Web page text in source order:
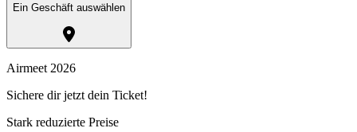
Ein Geschäft auswählen
Airmeet 2026
Sichere dir jetzt dein Ticket!
Stark reduzierte Preise